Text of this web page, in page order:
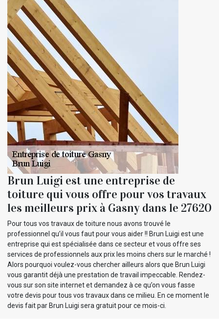
Brun Luigi est une entreprise de
toiture qui vous offre pour vos travaux
les meilleurs prix à Gasny dans le 27620
Pour tous vos travaux de toiture nous avons trouvé le
professionnel qu’il vous faut pour vous aider !! Brun Luigi est une
entreprise qui est spécialisée dans ce secteur et vous offre ses
services de professionnels aux prix les moins chers sur le marché !
Alors pourquoi voulez-vous chercher ailleurs alors que Brun Luigi
vous garantit déjà une prestation de travail impeccable. Rendez-
vous sur son site internet et demandez à ce qu’on vous fasse
votre devis pour tous vos travaux dans ce milieu. En ce moment le
devis fait par Brun Luigi sera gratuit pour ce mois-ci.